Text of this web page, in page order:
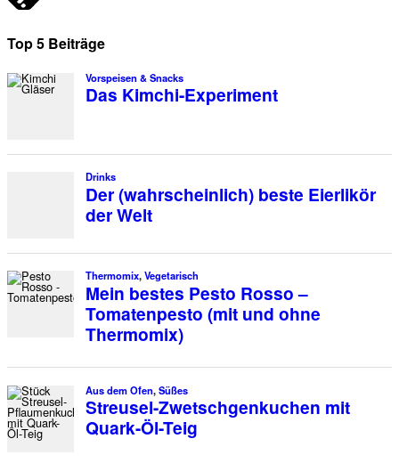
Top 5 Beiträge
Vorspeisen & Snacks
Das Kimchi-Experiment
Drinks
Der (wahrscheinlich) beste Eierlikör
der Welt
Thermomix,Vegetarisch
Mein bestes Pesto Rosso –
Tomatenpesto (mit und ohne
Thermomix)
Aus dem Ofen,Süßes
Streusel-Zwetschgenkuchen mit
Quark-Öl-Teig